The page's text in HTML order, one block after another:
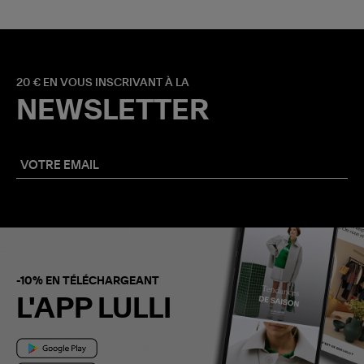
20 € EN VOUS INSCRIVANT À LA
NEWSLETTER
-10% EN TÉLÉCHARGEANT
L'APP LULLI